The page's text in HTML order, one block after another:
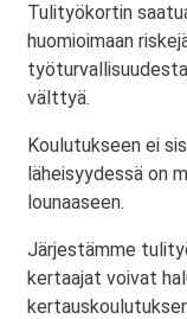
Tulityökortin
huomioimaan
välttyä.
Koulutukseen ei
läheisyydessä on
lounaaseen.
Järjestämme
kertaajat voivat